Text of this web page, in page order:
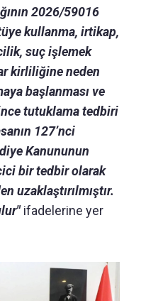
2026/59016
kullanma, irtikap,
suç işlemek
kirliliğine neden
başlanması ve
tutuklama tedbiri
127’nci
Kanununun
bir tedbir olarak
uzaklaştırılmıştır.
ifadelerine yer